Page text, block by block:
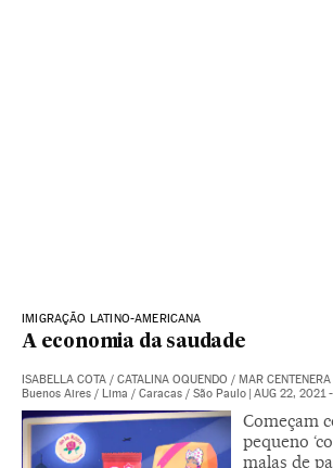
IMIGRAÇÃO LATINO-AMERICANA
A economia da saudade
ISABELLA COTA / CATALINA OQUENDO / MAR CENTENERA
Buenos Aires / Lima / Caracas / São Paulo | AUG 22, 2021
Começam
pequeno
malas de